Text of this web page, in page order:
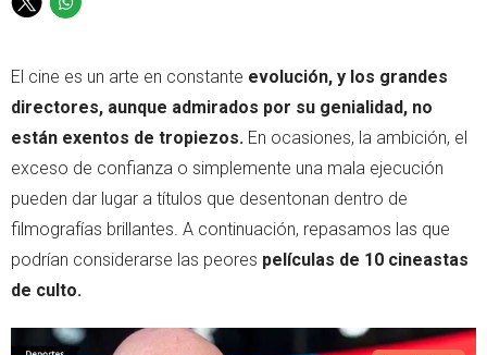
T
t
t
e
r
W
t
s
p
p
El cine es un arte en constante evolución, y los grandes
directores, aunque admirados por su genialidad, no
están exentos de tropiezos. En ocasiones, la ambición, el
exceso de confianza o simplemente una mala ejecución
pueden dar lugar a títulos que desentonan dentro de
filmografías brillantes. A continuación, repasamos las que
podrían considerarse las peores películas de 10 cineastas
de culto.